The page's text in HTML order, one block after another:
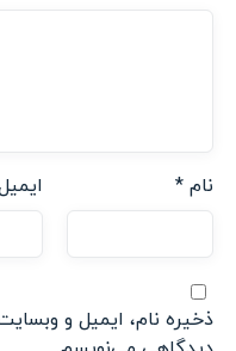
نام *
ذخیره نام، ایمیل و